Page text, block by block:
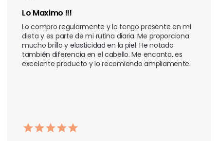
Lo Maximo !!!
Lo compro regularmente y lo tengo presente en mi
dieta y es parte de mi rutina diaria. Me proporciona
mucho brillo y elasticidad en la piel. He notado
también diferencia en el cabello. Me encanta, es
excelente producto y lo recomiendo ampliamente.